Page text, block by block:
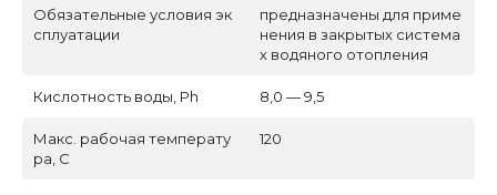
Обязательные условия эк
сплуатации
предназначены для приме
нения в закрытых система
х водяного отопления
Кислотность воды, Ph 8,0 — 9,5
Макс. рабочая температу
ра, C
120